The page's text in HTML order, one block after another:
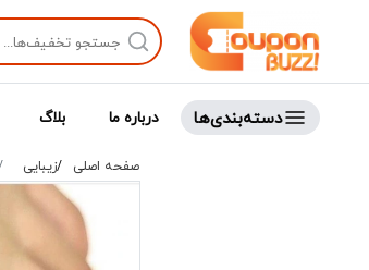
دسته‌بندی‌ها درباره ما بلاگ
صفحه اصلی زیبایی